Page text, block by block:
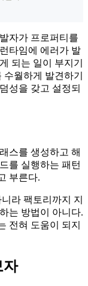
자가 프로퍼티를
타임에 에러가 발
되는 일이 부지기
월하게 발견하기
성을 갖고 설정되
스를 생성하고 해
를 실행하는 패턴
부른다.
라 팩토리까지 지
는 방법이 아니다.
전혀 도움이 되지
자